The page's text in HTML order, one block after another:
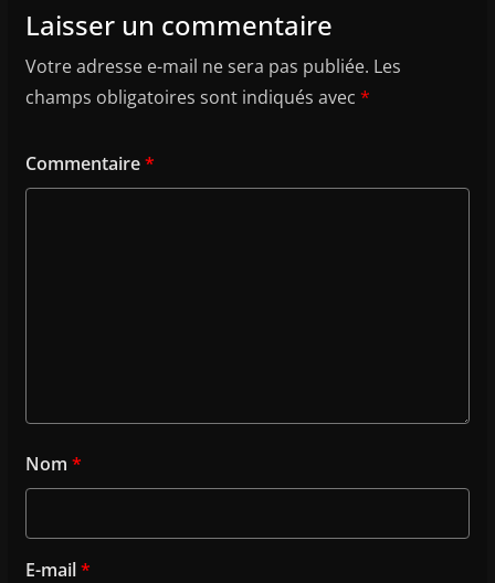
Laisser un commentaire
Votre adresse e-mail ne sera pas publiée. Les
champs obligatoires sont indiqués avec *
Commentaire*
Nom *
E-mail*